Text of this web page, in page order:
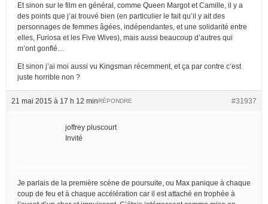
Et sinon sur le film en général, comme Queen Margot et Camille, il y a
des points que j’ai trouvé bien (en particulier le fait qu’il y ait des
personnages de femmes âgées, indépendantes, et une solidarité entre
elles, Furiosa et les Five Wives), mais aussi beaucoup d’autres qui
m’ont gonflé…
Et sinon j’ai moi aussi vu Kingsman récemment, et ça par contre c’est
juste horrible non ?
21 mai 2015 à 17 h 12 min #31937
RÉPONDRE
joffrey pluscourt
Invité
Je parlais de la première scène de poursuite, ou Max panique à chaque
coup de feu et à chaque accélération car il est attaché en trophée à